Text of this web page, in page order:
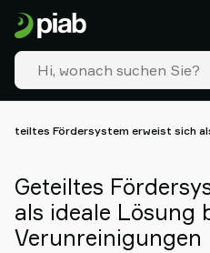
Geteiltes Fördersystem erweist sich
Geteiltes
als ideale Lösung
Verunreinigungen
Produkte
&
Lösungen
Industrien
Unsere
Ressourcen
Über
Piab
Piab
Group